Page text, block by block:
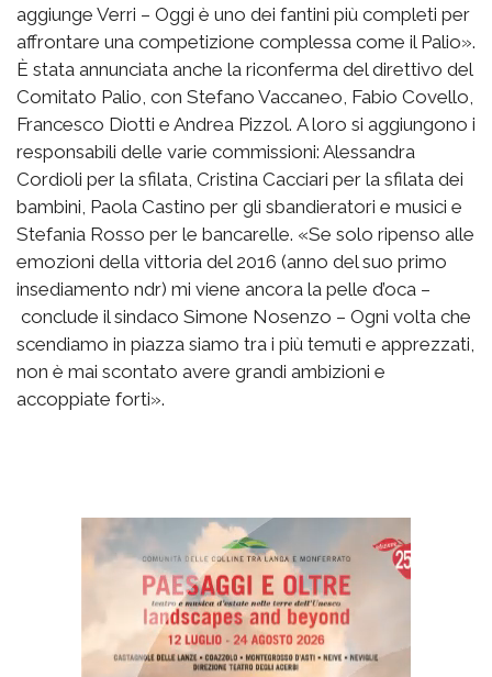
aggiunge Verri – Oggi è uno dei fantini più completi per
affrontare una competizione complessa come il Palio».
È stata annunciata anche la riconferma del direttivo del
Comitato Palio, con Stefano Vaccaneo, Fabio Covello,
Francesco Diotti e Andrea Pizzol. A loro si aggiungono i
responsabili delle varie commissioni: Alessandra
Cordioli per la sfilata, Cristina Cacciari per la sfilata dei
bambini, Paola Castino per gli sbandieratori e musici e
Stefania Rosso per le bancarelle. «Se solo ripenso alle
emozioni della vittoria del 2016 (anno del suo primo
insediamento ndr) mi viene ancora la pelle d’oca –
conclude il sindaco Simone Nosenzo – Ogni volta che
scendiamo in piazza siamo tra i più temuti e apprezzati,
non è mai scontato avere grandi ambizioni e
accoppiate forti».